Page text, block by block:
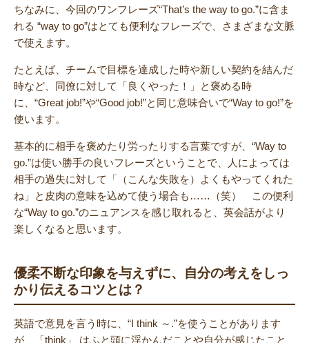
ちなみに、今回のワンフレーズ“That’s the way to go.”に含ま
れる “way to go”はとても便利なフレーズで、さまざまな文脈
で使えます。
たとえば、チームで目標を達成した時や新しい契約を結んだ
時など、同僚に対して「良くやった！」と褒める時
に、“Great job!”や“Good job!”と同じ意味合いで“Way to go!”を
使います。
基本的に相手を褒めたり労ったりする言葉ですが、“Way to
go.”は使い勝手の良いフレーズということで、人によっては
相手の過失に対して「（こんな失敗を）よくもやってくれた
ね」と皮肉の意味を込めて使う場合も……（笑） この便利
な“Way to go.”のニュアンスを感じ取れると、英会話がより
楽しくなると思います。
優柔不断な印象を与えずに、自分の考えをしっ
かり伝えるコツとは？
英語で意見を言う時に、“I think ～.”を使うことがあります
が、「think」 はふと頭に浮かんだことや自分が感じたこと